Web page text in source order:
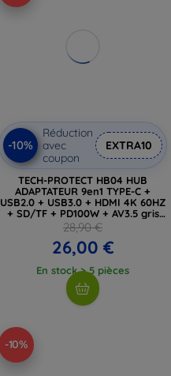
-10%
Réduction
avec
coupon
EXTRA10
TECH-PROTECT HB04 HUB
ADAPTATEUR 9en1 TYPE-C +
USB2.0 + USB3.0 + HDMI 4K 60HZ
+ SD/TF + PD100W + AV3.5 gris
spatial (5906302360536)
28,90 €
26,00 €
En stock > 5 pièces
-10%